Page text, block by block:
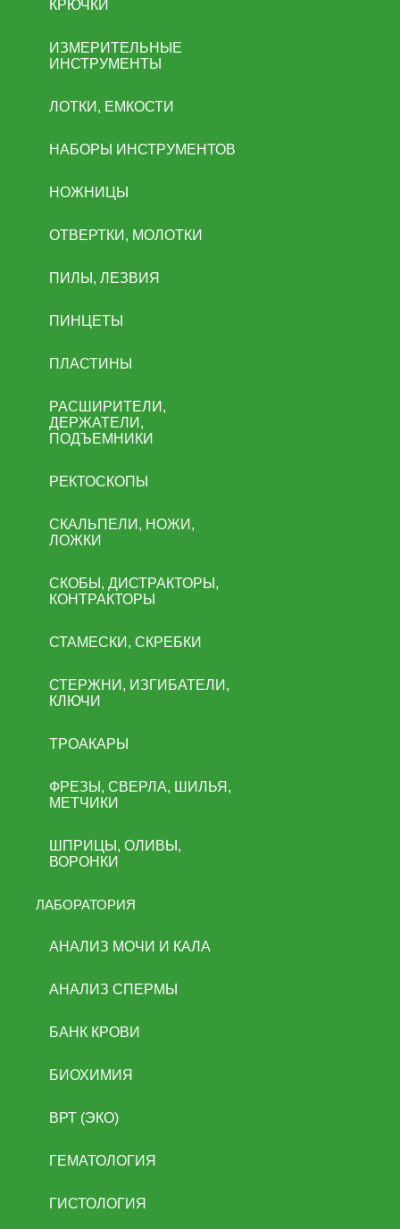
КРЮЧКИ
ИЗМЕРИТЕЛЬНЫЕ
ИНСТРУМЕНТЫ
ЛОТКИ, ЕМКОСТИ
НАБОРЫ ИНСТРУМЕНТОВ
НОЖНИЦЫ
ОТВЕРТКИ, МОЛОТКИ
ПИЛЫ, ЛЕЗВИЯ
ПИНЦЕТЫ
ПЛАСТИНЫ
РАСШИРИТЕЛИ,
ДЕРЖАТЕЛИ,
ПОДЪЕМНИКИ
РЕКТОСКОПЫ
СКАЛЬПЕЛИ, НОЖИ,
ЛОЖКИ
СКОБЫ, ДИСТРАКТОРЫ,
КОНТРАКТОРЫ
СТАМЕСКИ, СКРЕБКИ
СТЕРЖНИ, ИЗГИБАТЕЛИ,
КЛЮЧИ
ТРОАКАРЫ
ФРЕЗЫ, СВЕРЛА, ШИЛЬЯ,
МЕТЧИКИ
ШПРИЦЫ, ОЛИВЫ,
ВОРОНКИ
ЛАБОРАТОРИЯ
АНАЛИЗ МОЧИ И КАЛА
АНАЛИЗ СПЕРМЫ
БАНК КРОВИ
БИОХИМИЯ
ВРТ (ЭКО)
ГЕМАТОЛОГИЯ
ГИСТОЛОГИЯ